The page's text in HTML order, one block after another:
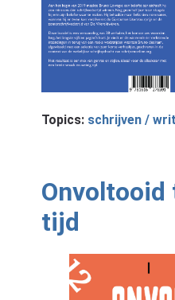
Topics: schrijven /
tijd